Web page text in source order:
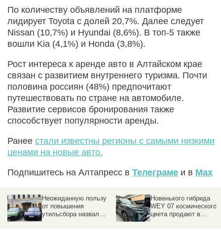
По количеству объявлений на платформе
лидирует Toyota с долей 20,7%. Далее следует
Nissan (10,7%) и Hyundai (8,6%). В топ-5 также
вошли Kia (4,1%) и Honda (3,8%).
Рост интереса к аренде авто в Алтайском крае
связан с развитием внутреннего туризма. Почти
половина россиян (48%) предпочитают
путешествовать по стране на автомобиле.
Развитие сервисов бронирования также
способствует популярности аренды.
Ранее стали известны регионы с самыми низкими
ценами на новые авто.
Подпишитесь на Алтапресс в Телеграме и в Max
Новенького гибрида
WEY 07 космического
цвета продают в
Снегоход, на котором
можно доехать хоть до
Великого Устюга,